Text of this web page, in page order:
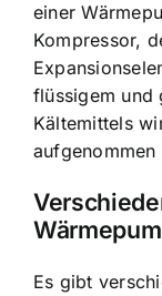
einer
Kompressor,
flüssigem und
Kältemittels
Es gibt